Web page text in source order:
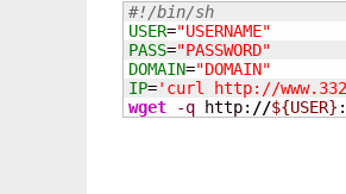
#!/bin/sh
USER="USERNAME"
PASS="PASSWORD"
DOMAIN="DOMAIN"
IP='curl http://
wget
-q http: //${USER} :